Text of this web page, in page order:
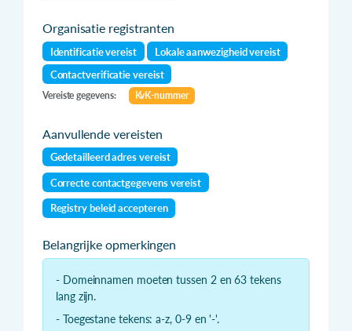
Organisatie registranten
Identificatie vereist
Lokale aanwezigheid vereist
Contactverificatie vereist
Vereiste gegevens: KvK-nummer
Aanvullende vereisten
Gedetailleerd adres vereist
Correcte contactgegevens vereist
Registry beleid accepteren
Belangrijke opmerkingen
- Domeinnamen moeten tussen 2 en 63 tekens
lang zijn.
- Toegestane tekens: a-z, 0-9 en '-'.